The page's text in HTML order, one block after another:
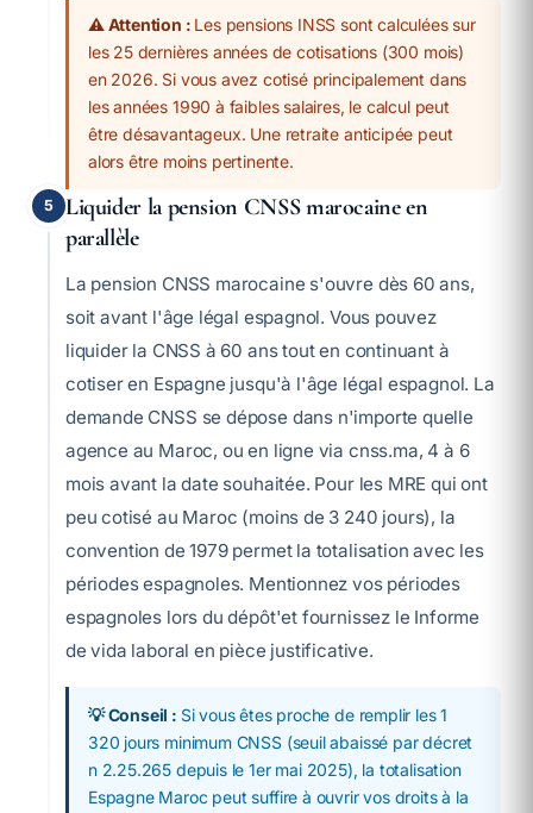
⚠️ Attention : Les pensions INSS sont calculées sur
les 25 dernières années de cotisations (300 mois)
en 2026. Si vous avez cotisé principalement dans
les années 1990 à faibles salaires, le calcul peut
être désavantageux. Une retraite anticipée peut
alors être moins pertinente.
5
Liquider la pension CNSS marocaine en
parallèle
La pension CNSS marocaine s'ouvre dès 60 ans,
soit avant l'âge légal espagnol. Vous pouvez
liquider la CNSS à 60 ans tout en continuant à
cotiser en Espagne jusqu'à l'âge légal espagnol. La
demande CNSS se dépose dans n'importe quelle
agence au Maroc, ou en ligne via cnss.ma, 4 à 6
mois avant la date souhaitée. Pour les MRE qui ont
peu cotisé au Maroc (moins de 3 240 jours), la
convention de 1979 permet la totalisation avec les
périodes espagnoles. Mentionnez vos périodes
espagnoles lors du dépôt'et fournissez le Informe
de vida laboral en pièce justificative.
💡 Conseil : Si vous êtes proche de remplir les 1
320 jours minimum CNSS (seuil abaissé par décret
n 2.25.265 depuis le 1er mai 2025), la totalisation
Espagne Maroc peut suffire à ouvrir vos droits à la